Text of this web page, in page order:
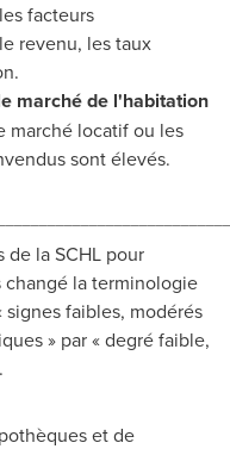
facteurs
revenu, les taux
marché de l'habitation
marché locatif ou les
sont élevés.
de la SCHL pour
changé la terminologie
faibles, modérés
» par « degré faible,
et de